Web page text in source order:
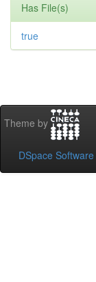
Has File(s)
true
Theme by
DSpace Software